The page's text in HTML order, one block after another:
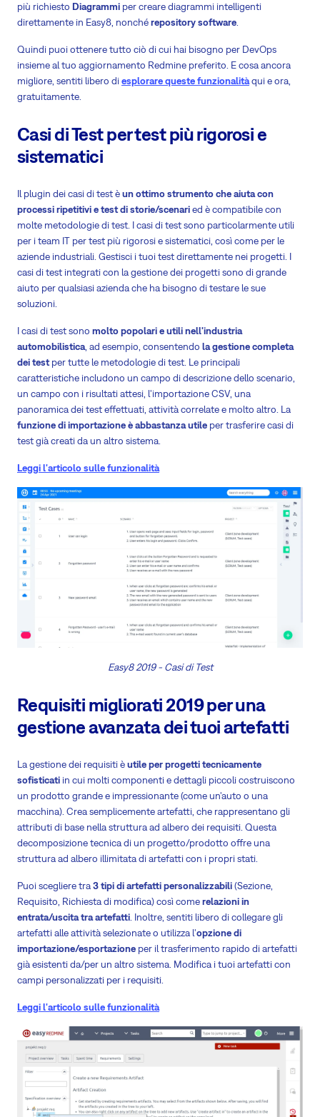
più richiesto Diagrammi per creare diagrammi intelligenti
direttamente in Easy8, nonchérepository software.
Quindi puoi ottenere tutto ciò di cui hai bisogno per DevOps
insieme al tuo aggiornamento Redmine preferito. E cosa ancora
migliore, sentiti libero diesplorare queste funzionalitàqui e ora,
gratuitamente.
Casi di Test per test più rigorosi e
sistematici
Il plugin dei casi di test èun ottimo strumento che aiuta con
processi ripetitivi e test di storie/scenaried è compatibile con
molte metodologie di test. I casi di test sono particolarmente utili
per i team IT per test più rigorosi e sistematici, così come per le
aziende industriali. Gestisci i tuoi test direttamente nei progetti. I
casi di test integrati con la gestione dei progetti sono di grande
aiuto per qualsiasi azienda che ha bisogno di testare le sue
soluzioni.
I casi di test sono molto popolari e utili nell'industria
automobilistica, ad esempio, consentendo la gestione completa
dei testper tutte le metodologie di test. Le principali
caratteristiche includono un campo di descrizione dello scenario,
un campo con i risultati attesi, l'importazione CSV, una
panoramica dei test effettuati, attività correlate e molto altro. La
funzione di importazione è abbastanza utile per trasferire casi di
test già creati da un altro sistema.
Leggi l'articolo sulle funzionalità
Easy8 2019 - Casi di Test
Requisiti migliorati 2019 per una
gestione avanzata dei tuoi artefatti
La gestione dei requisiti èutile per progetti tecnicamente
sofisticati in cui molti componenti e dettagli piccoli costruiscono
un prodotto grande e impressionante (come un'auto o una
macchina). Crea semplicemente artefatti, che rappresentano gli
attributi di base nella struttura ad albero dei requisiti. Questa
decomposizione tecnica di un progetto/prodotto offre una
struttura ad albero illimitata di artefatti con i propri stati.
Puoi scegliere tra3 tipi di artefatti personalizzabili(Sezione,
Requisito, Richiesta di modifica) così comerelazioni in
entrata/uscita tra artefatti. Inoltre, sentiti libero di collegare gli
artefatti alle attività selezionate o utilizza l'opzione di
importazione/esportazione per il trasferimento rapido di artefatti
già esistenti da/per un altro sistema. Modifica i tuoi artefatti con
campi personalizzati per i requisiti.
Leggi l'articolo sulle funzionalità